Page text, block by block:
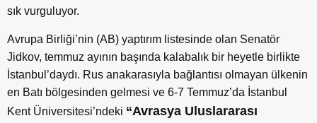
sık vurguluyor.
Avrupa Birliği’nin (AB) yaptırım listesinde olan Senatör
Jidkov, temmuz ayının başında kalabalık bir heyetle birlikte
İstanbul’daydı. Rus anakarasıyla bağlantısı olmayan ülkenin
en Batı bölgesinden gelmesi ve 6-7 Temmuz’da İstanbul
Kent Üniversitesi’ndeki “Avrasya Uluslararası